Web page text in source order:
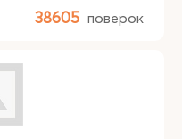
38605 поверок